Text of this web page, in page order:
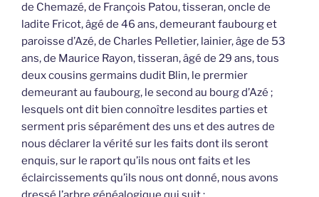
de Chemazé, de François Patou, tisseran, oncle de
ladite Fricot, âgé de 46 ans, demeurant faubourg et
paroisse d’Azé, de Charles Pelletier, lainier, âge de 53
ans, de Maurice Rayon, tisseran, âgé de 29 ans, tous
deux cousins germains dudit Blin, le prermier
demeurant au faubourg, le second au bourg d’Azé ;
lesquels ont dit bien connoître lesdites parties et
serment pris séparément des uns et des autres de
nous déclarer la vérité sur les faits dont ils seront
enquis, sur le raport qu’ils nous ont faits et les
éclaircissements qu’ils nous ont donné, nous avons